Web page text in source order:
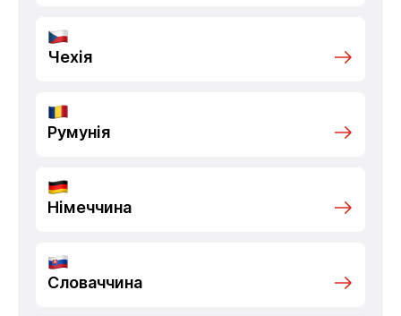
Чехія
Румунія
Німеччина
Словаччина